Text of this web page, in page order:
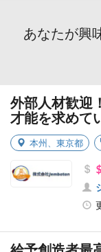
あなたが興
外部人材歓迎
才能を求めて
本州 東京都